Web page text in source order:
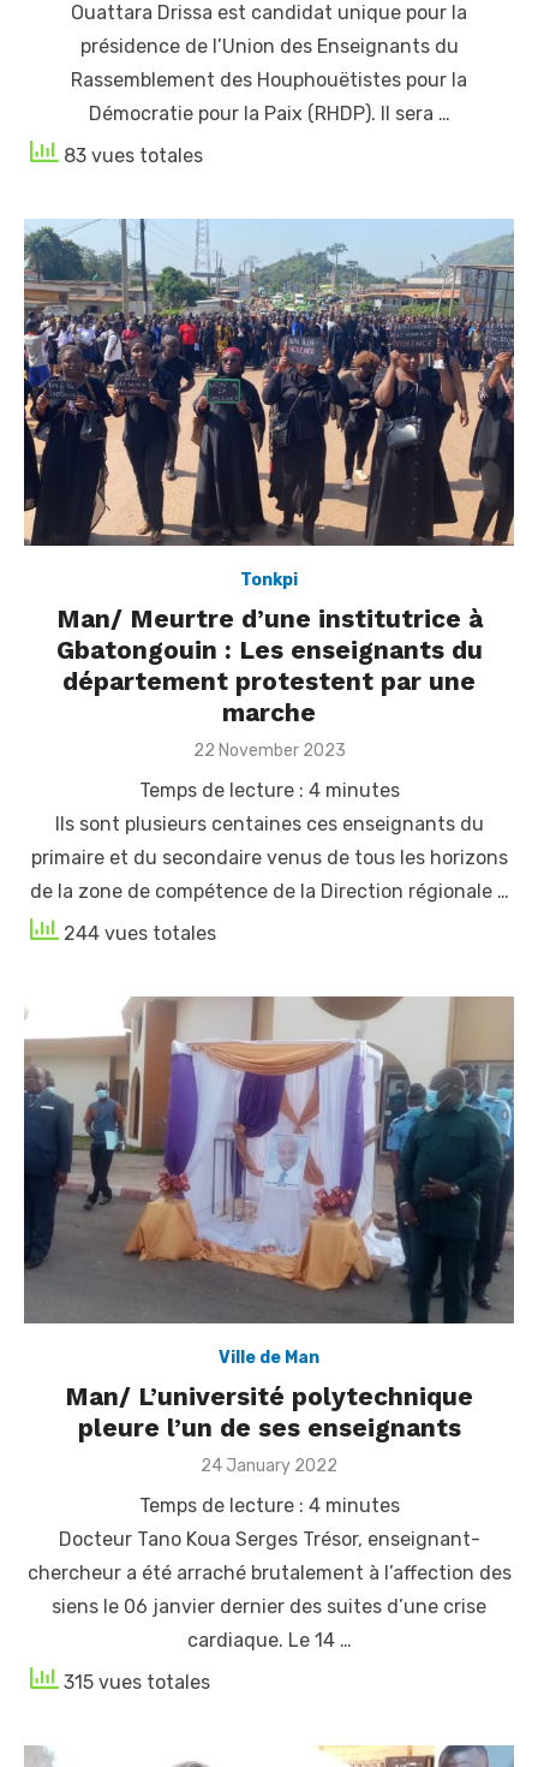
Ouattara Drissa est candidat unique pour la
présidence de l’Union des Enseignants du
Rassemblement des Houphouëtistes pour la
Démocratie pour la Paix (RHDP). Il sera …
83 vues totales
Tonkpi
Man/ Meurtre d’une institutrice à
Gbatongouin : Les enseignants du
département protestent par une
marche
Posted
22 November 2023
Temps de lecture : 4 minutes
Ils sont plusieurs centaines ces enseignants du
primaire et du secondaire venus de tous les horizons
de la zone de compétence de la Direction régionale …
244 vues totales
Ville de Man
Man/ L’université polytechnique
pleure l’un de ses enseignants
Posted
24 January 2022
Temps de lecture : 4 minutes
Docteur Tano Koua Serges Trésor, enseignant-
chercheur a été arraché brutalement à l’affection des
siens le 06 janvier dernier des suites d’une crise
cardiaque. Le 14 …
315 vues totales